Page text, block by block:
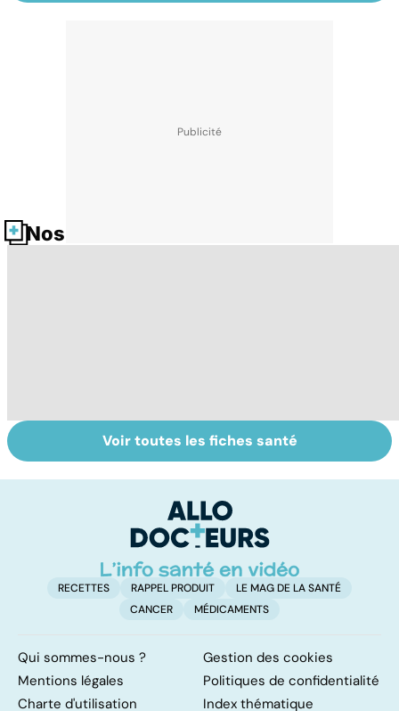
Nos fiches santé
Faire du sport à
domicile, c'est
Don de gamètes :
le pour et le
levée de
l'anonymat
Voir toutes les fiches santé
RECETTES RAPPEL PRODUIT
LE MAG DE LA SANTÉ
CANCER
MÉDICAMENTS
Qui sommes-nous ?
Gestion des cookies
Mentions légales
Politiques de confidentialité
Charte d'utilisation
Index thématique